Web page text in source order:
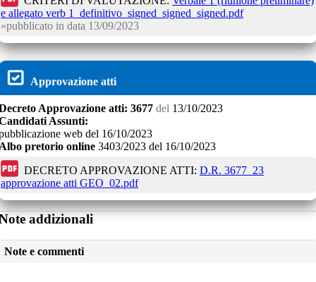
e allegato verb 1_definitivo_signed_signed_signed.pdf
pubblicato in data 13/09/2023
Approvazione atti
Approvazione atti: 3677 del 13/10/2023
Assunti:
web del 16/10/2023
pretorio online 3403/2023 del 16/10/2023
DECRETO APPROVAZIONE ATTI: D.R. 3677_23
approvazione atti GEO_02.pdf
addizionali
Note e commenti